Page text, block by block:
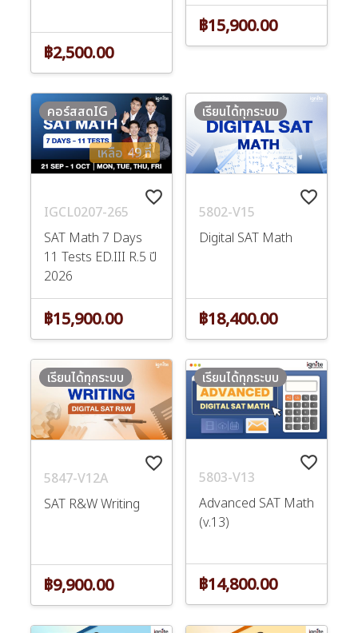
฿2,500.00
฿15,900.00
favorite_border
IGCL0207-265
SAT Math 7 Days
11 Tests ED.III R.5 ปี
2026
เหลือ 49 ที่
คอร์สสดIG
฿15,900.00
favorite_border
5802-V15
Digital SAT Math
เรียนได้ทุกระบบ
฿18,400.00
favorite_border
5847-V12A
SAT R&W Writing
เรียนได้ทุกระบบ
฿9,900.00
favorite_border
5803-V13
Advanced SAT Math
(v.13)
เรียนได้ทุกระบบ
฿14,800.00